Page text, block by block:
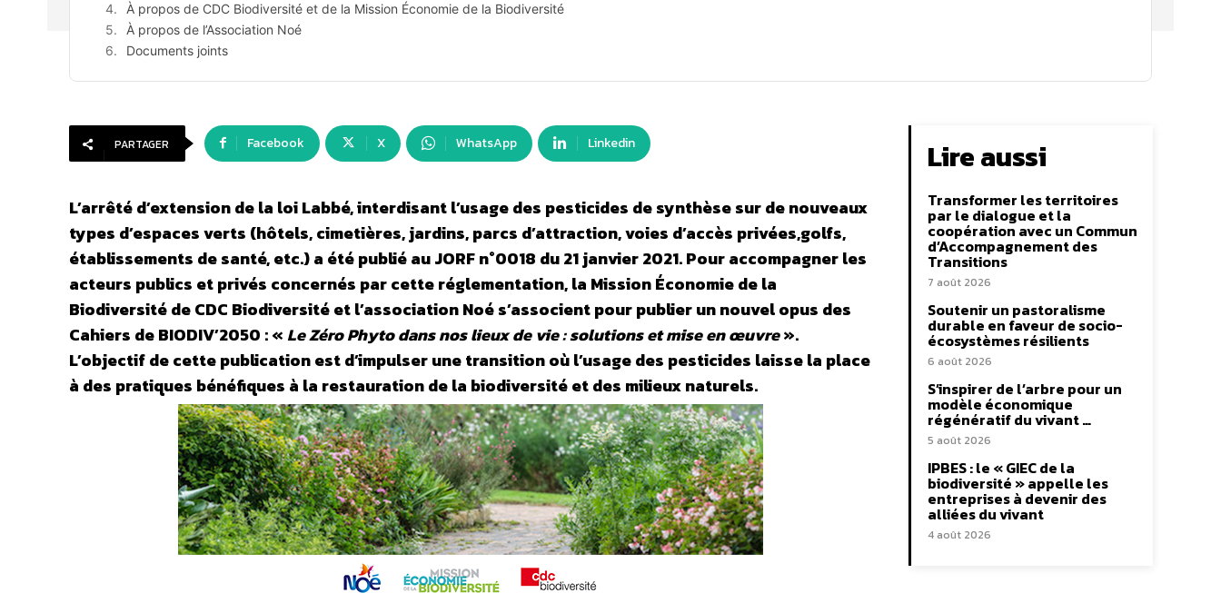
À propos de CDC Biodiversité et de la Mission Économie de la Biodiversité
À propos de l’Association Noé
Documents joints
PARTAGER Facebook X WhatsApp Linkedin
L’arrêté d’extension de la loi Labbé, interdisant l’usage des pesticides de synthèse sur de nouveaux
types d’espaces verts (hôtels, cimetières, jardins, parcs d’attraction, voies d’accès privées,golfs,
établissements de santé, etc.) a été publié au JORF n°0018 du 21 janvier 2021. Pour accompagner les
acteurs publics et privés concernés par cette réglementation, la Mission Économie de la
Biodiversité de CDC Biodiversité et l’association Noé s’associent pour publier un nouvel opus des
Cahiers de BIODIV’2050 : « Le Zéro Phyto dans nos lieux de vie : solutions et mise en œuvre».
L’objectif de cette publication est d’impulser une transition où l’usage des pesticides laisse la place
à des pratiques bénéfiques à la restauration de la biodiversité et des milieux naturels.
Lire aussi
Transformer les territoires
par le dialogue et la
coopération avec un Commun
d’Accompagnement des
Transitions
7 août 2026
Soutenir un pastoralisme
durable en faveur de socio-
écosystèmes résilients
6 août 2026
S’inspirer de l’arbre pour un
modèle économique
régénératif du vivant …
5 août 2026
IPBES : le « GIEC de la
biodiversité » appelle les
entreprises à devenir des
alliées du vivant
4 août 2026